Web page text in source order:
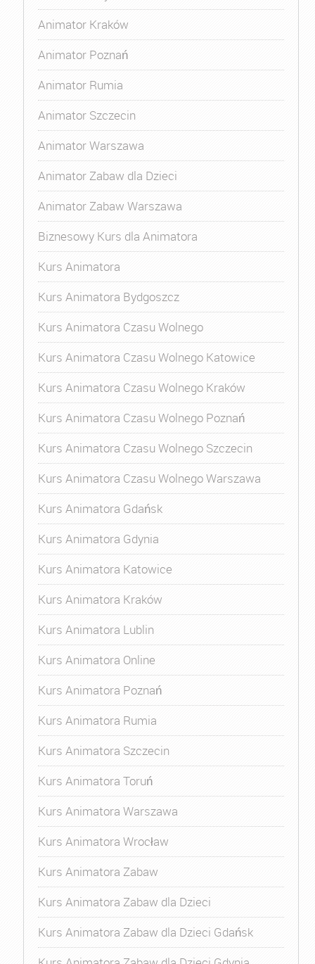
Animator Kraków
Animator Poznań
Animator Rumia
Animator Szczecin
Animator Warszawa
Animator Zabaw dla Dzieci
Animator Zabaw Warszawa
Biznesowy Kurs dla Animatora
Kurs Animatora
Kurs Animatora Bydgoszcz
Kurs Animatora Czasu Wolnego
Kurs Animatora Czasu Wolnego Katowice
Kurs Animatora Czasu Wolnego Kraków
Kurs Animatora Czasu Wolnego Poznań
Kurs Animatora Czasu Wolnego Szczecin
Kurs Animatora Czasu Wolnego Warszawa
Kurs Animatora Gdańsk
Kurs Animatora Gdynia
Kurs Animatora Katowice
Kurs Animatora Kraków
Kurs Animatora Lublin
Kurs Animatora Online
Kurs Animatora Poznań
Kurs Animatora Rumia
Kurs Animatora Szczecin
Kurs Animatora Toruń
Kurs Animatora Warszawa
Kurs Animatora Wrocław
Kurs Animatora Zabaw
Kurs Animatora Zabaw dla Dzieci
Kurs Animatora Zabaw dla Dzieci Gdańsk